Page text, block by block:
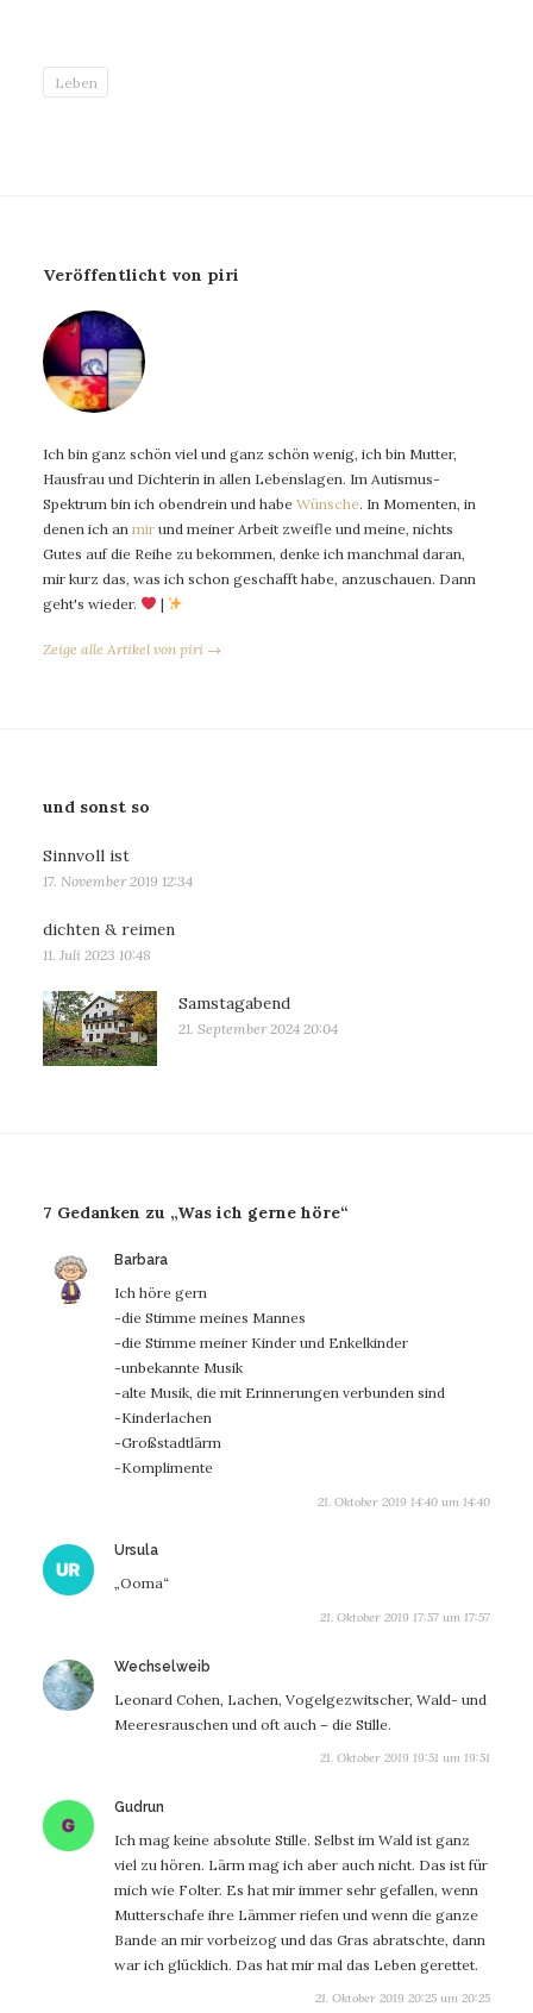
Leben
Veröffentlicht von piri
Ich bin ganz schön viel und ganz schön wenig, ich bin Mutter,
Hausfrau und Dichterin in allen Lebenslagen. Im Autismus-
Spektrum bin ich obendrein und habe Wünsche. In Momenten, in
denen ich an mir und meiner Arbeit zweifle und meine, nichts
Gutes auf die Reihe zu bekommen, denke ich manchmal daran,
mir kurz das, was ich schon geschafft habe, anzuschauen. Dann
geht's wieder.
|
Zeige alle Artikel von piri →
und sonst so
Sinnvoll ist
17. November 2019 12:34
dichten & reimen
11. Juli 2023 10:48
Samstagabend
21. September 2024 20:04
7 Gedanken zu „Was ich gerne höre“
Barbarasagt:
Ich höre gern
-die Stimme meines Mannes
-die Stimme meiner Kinder und Enkelkinder
-unbekannte Musik
-alte Musik, die mit Erinnerungen verbunden sind
-Kinderlachen
-Großstadtlärm
-Komplimente
21. Oktober 2019 14:40 um 14:40
Ursulasagt:
„Ooma“
21. Oktober 2019 17:57 um 17:57
Wechselweib
Leonard Cohen, Lachen, Vogelgezwitscher, Wald- und
Meeresrauschen und oft auch – die Stille.
21. Oktober 2019 19:51 um 19:51
Gudrun
Ich mag keine absolute Stille. Selbst im Wald ist ganz
viel zu hören. Lärm mag ich aber auch nicht. Das ist für
mich wie Folter. Es hat mir immer sehr gefallen, wenn
Mutterschafe ihre Lämmer riefen und wenn die ganze
Bande an mir vorbeizog und das Gras abratschte, dann
war ich glücklich. Das hat mir mal das Leben gerettet.
21. Oktober 2019 20:25 um 20:25